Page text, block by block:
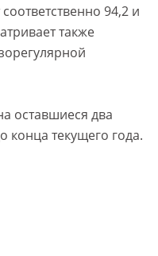
94,2 и
также
оставшиеся два
конца текущего года.